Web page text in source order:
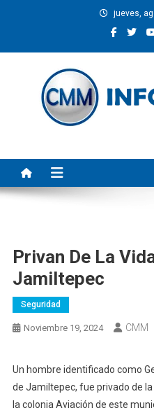
jueves,
Privan De La
Jamiltepec
Seguridad
Noviembre 19, 2024 CMM
Un hombre identificado como
de Jamiltepec, fue privado de
la colonia Aviación de este